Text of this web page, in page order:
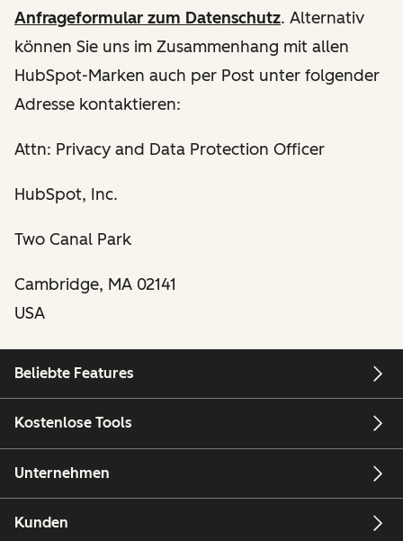
Anfrageformular zum Datenschutz. Alternativ
können Sie uns im Zusammenhang mit allen
HubSpot-Marken auch per Post unter folgender
Adresse kontaktieren:
Attn: Privacy and Data Protection Officer
HubSpot, Inc.
Two Canal Park
Cambridge, MA 02141
USA
Beliebte Features
Kostenlose Tools
Unternehmen
Kunden